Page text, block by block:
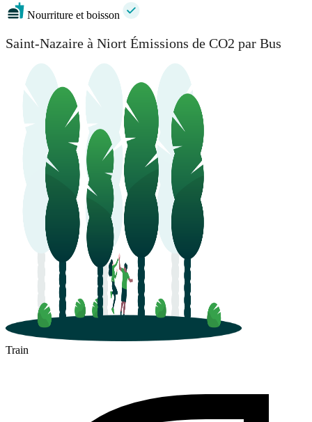
Nourriture et boisson
Saint-Nazaire à Niort Émissions de CO2 par Bus
Train